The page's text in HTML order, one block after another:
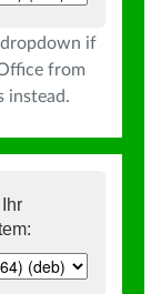
dropdown if
from
instead.